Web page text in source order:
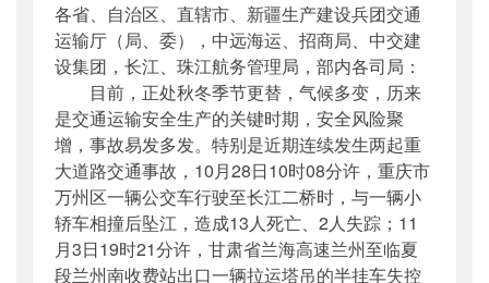
公开日期：2018年11月06日
主题词 ：
安全生产;安全应急
机构分类：安全与质量监督管理司
主题分类：应急管理
公文类型：部明电或部办公厅明电
各省、自治区、直辖市、新疆生产建设兵团交通
运输厅（局、委），中远海运、招商局、中交建
设集团，长江、珠江航务管理局，部内各司局：
目前，正处秋冬季节更替，气候多变，历来
是交通运输安全生产的关键时期，安全风险聚
增，事故易发多发。特别是近期连续发生两起重
大道路交通事故，10月28日10时08分许，重庆市
万州区一辆公交车行驶至长江二桥时，与一辆小
轿车相撞后坠江，造成13人死亡、2人失踪；11
月3日19时21分许，甘肃省兰海高速兰州至临夏
段兰州南收费站出口一辆拉运塔吊的半挂车失控